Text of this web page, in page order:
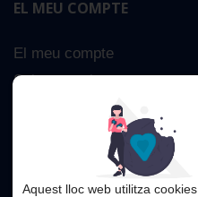
EL MEU COMPTE
El meu compte
Sobre nosaltres
Cerca Avançada
Aquest lloc web utilitza